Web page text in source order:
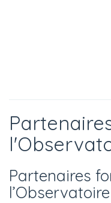
Partenaires
l’Observatoire